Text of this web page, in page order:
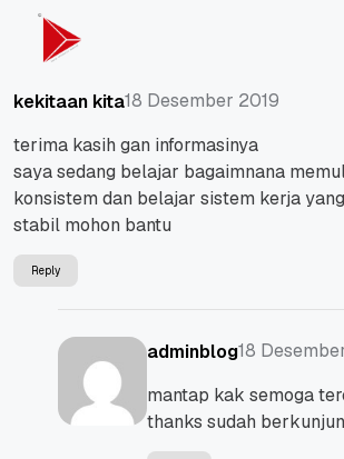
kekitaan kita18 Desember 2019
terima kasih gan informasinya
saya sedang belajar bagaimnana
konsistem dan belajar sistem kerja
stabil mohon bantu
Reply
adminblog18
mantap kak semoga
thanks sudah